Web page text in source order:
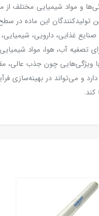
و مواد شیمیایی مختلف از
تولیدکنندگان این ماده
غذایی، دارویی، شیمیایی،
تصفیه آب، هوا، مواد
چون جذب عالی،
دارد و می‌تواند در بهینه‌سازی